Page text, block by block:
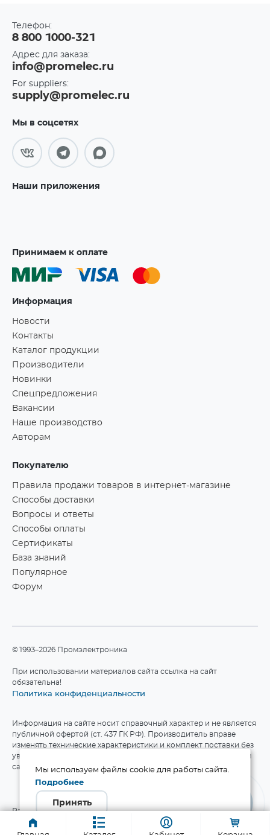
Телефон:
8 800 1000-321
Адрес для заказа:
info@promelec.ru
For suppliers:
supply@promelec.ru
Мы в соцсетях
Наши приложения
Принимаем к оплате
Информация
Новости
Контакты
Каталог продукции
Производители
Новинки
Спецпредложения
Вакансии
Наше производство
Авторам
Покупателю
Правила продажи товаров в интернет-магазине
Способы доставки
Вопросы и ответы
Способы оплаты
Сертификаты
База знаний
Популярное
Форум
©1993–2026 Промэлектроника
При использовании материалов сайта ссылка на сайт
обязательна!
Политика конфиденциальности
Информация на сайте носит справочный характер и не является
публичной офертой (ст. 437 ГК РФ). Производитель вправе
изменять технические характеристики и комплект поставки без
уведомления. Актуальные данные приведены на официальном
сайте производителя.
Разработка сайта
Мы используем файлы cookie для работы сайта.
Подробнее
Принять